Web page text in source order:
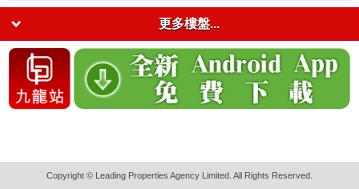
更多樓盤...
Copyright © Leading Properties Agency Limited. All Rights Reserved.